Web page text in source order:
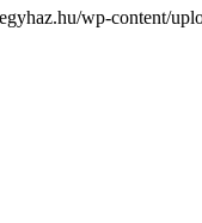
wp-content/